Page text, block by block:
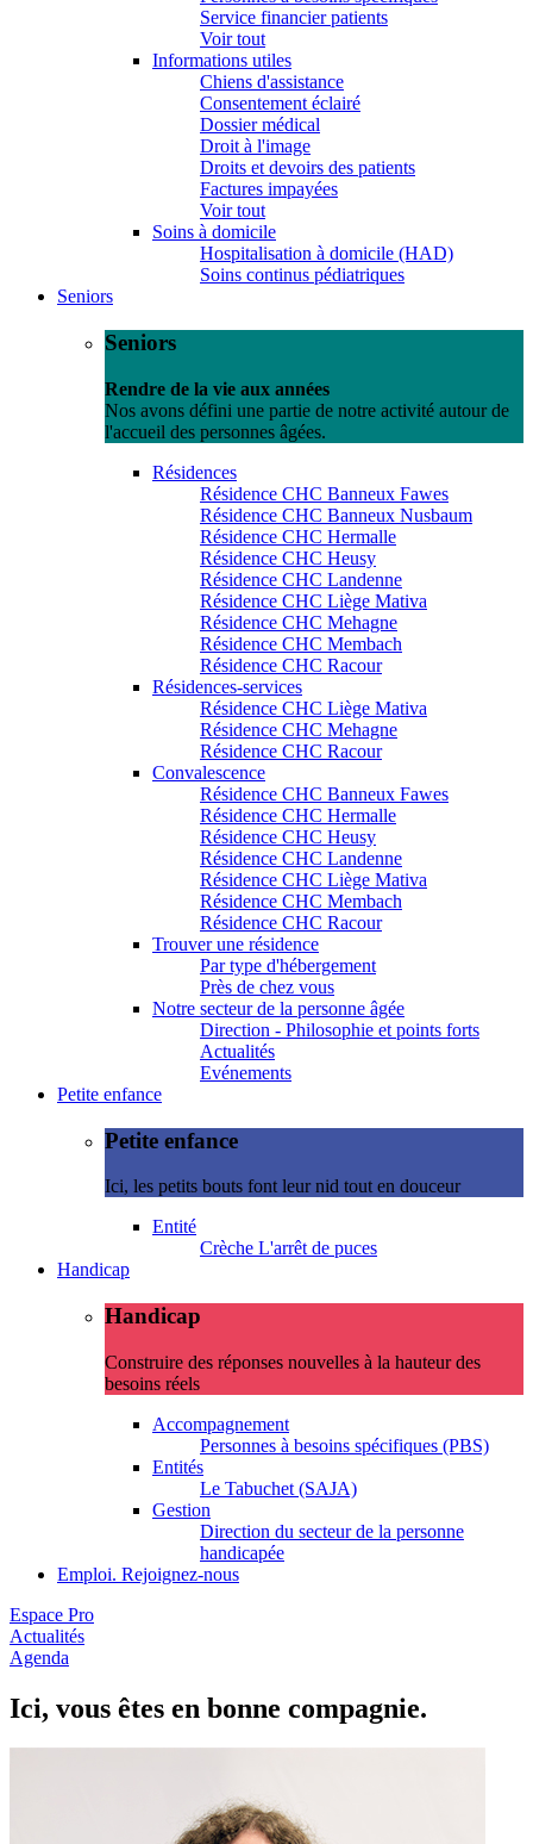
Service financier patients
Voir tout
Informations utiles
Chiens d'assistance
Consentement éclairé
Dossier médical
Droit à l'image
Droits et devoirs des patients
Factures impayées
Voir tout
Soins à domicile
Hospitalisation à domicile (HAD)
Soins continus pédiatriques
Seniors
Seniors
Rendre de la vie aux années
Nos avons défini une partie de notre activité autour de
l'accueil des personnes âgées.
Résidences
Résidence CHC Banneux Fawes
Résidence CHC Banneux Nusbaum
Résidence CHC Hermalle
Résidence CHC Heusy
Résidence CHC Landenne
Résidence CHC Liège Mativa
Résidence CHC Mehagne
Résidence CHC Membach
Résidence CHC Racour
Résidences-services
Résidence CHC Liège Mativa
Résidence CHC Mehagne
Résidence CHC Racour
Convalescence
Résidence CHC Banneux Fawes
Résidence CHC Hermalle
Résidence CHC Heusy
Résidence CHC Landenne
Résidence CHC Liège Mativa
Résidence CHC Membach
Résidence CHC Racour
Trouver une résidence
Par type d'hébergement
Près de chez vous
Notre secteur de la personne âgée
Direction - Philosophie et points forts
Actualités
Evénements
Petite enfance
Petite enfance
Ici, les petits bouts font leur nid tout en douceur
Entité
Crèche L'arrêt de puces
Handicap
Handicap
Construire des réponses nouvelles à la hauteur des
besoins réels
Accompagnement
Personnes à besoins spécifiques (PBS)
Entités
Le Tabuchet (SAJA)
Gestion
Direction du secteur de la personne
handicapée
Emploi. Rejoignez-nous
Espace Pro
Actualités
Agenda
Ici, vous êtes en bonne compagnie.